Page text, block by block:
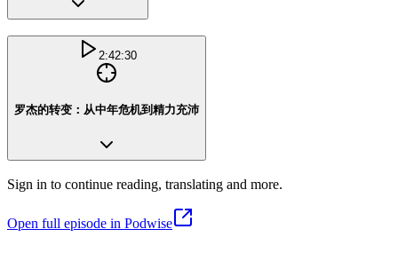
2:42:30
罗杰的转变：从中年危机到精力充沛
Sign in to continue reading, translating and more.
Open full episode in Podwise